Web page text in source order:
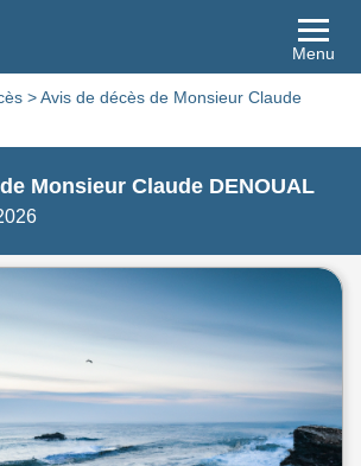
Menu
>Avis de décès de Monsieur Claude
Monsieur Claude DENOUAL